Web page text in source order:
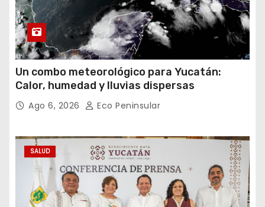
Un combo meteorológico para Yucatán:
Calor, humedad y lluvias dispersas
Ago 6, 2026 Eco Peninsular
SALUD